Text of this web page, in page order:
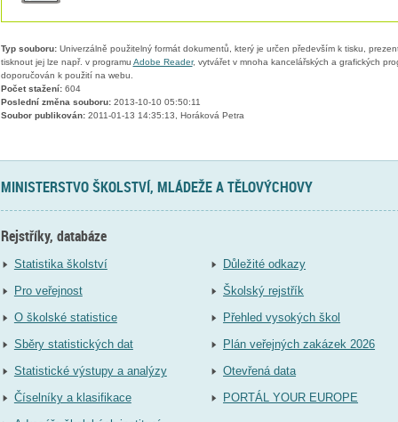
Typ souboru:Univerzálně použitelný formát dokumentů, který je určen především k tisku,
tisknout jej lze např. v programu Adobe Reader, vytvářet v mnoha kancelářských a grafických
doporučován k použití na webu.
Počet stažení:604
Poslední změna souboru:2013-10-10 05:50:11
Soubor publikován:2011-01-13 14:35:13, Horáková Petra
MINISTERSTVO ŠKOLSTVÍ, MLÁDEŽE A TĚLOVÝCHOVY
Rejstříky, databáze
Statistika školství
Pro veřejnost
O školské statistice
Sběry statistických dat
Statistické výstupy a analýzy
Číselníky a klasifikace
Důležité odkazy
Školský rejstřík
Přehled vysokých škol
Plán veřejných zakázek 2026
Otevřená data
PORTÁL YOUR EUROPE